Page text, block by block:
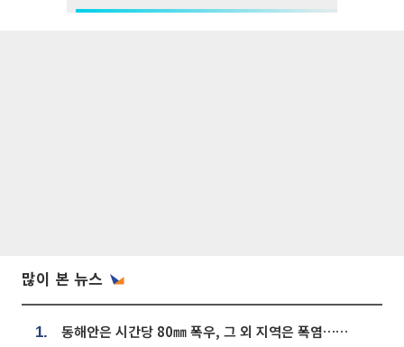
많이 본 뉴스
1. 동해안은 시간당 80㎜ 폭우, 그 외 지역은 폭염…‘극과 극 날씨’